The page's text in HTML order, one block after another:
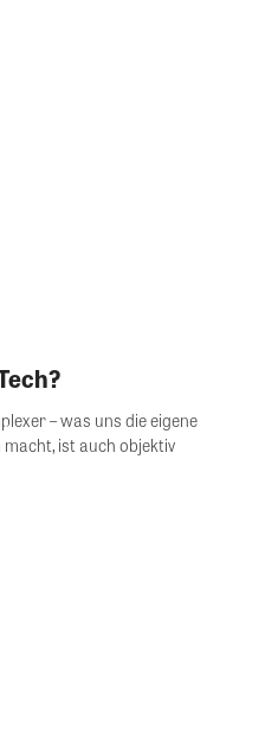
– was uns die eigene
ist auch objektiv